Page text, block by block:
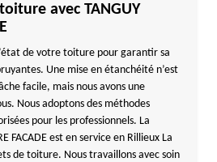
avec TANGUY
de votre toiture pour garantir sa
Une mise en étanchéité n’est
facile, mais nous avons une
Nous adoptons des méthodes
pour les professionnels. La
FACADE est en service en Rillieux La
de toiture. Nous travaillons avec soin